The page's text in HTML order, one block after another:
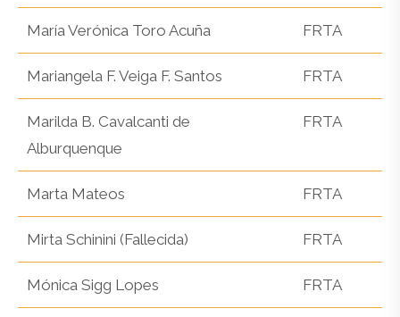
María Verónica Toro Acuña FRTA
Mariangela F. Veiga F. Santos FRTA
Marilda B. Cavalcanti de
Alburquenque
FRTA
Marta Mateos FRTA
Mirta Schinini (Fallecida) FRTA
Mónica Sigg Lopes FRTA